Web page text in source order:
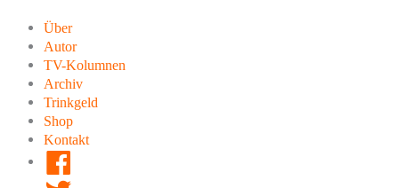
Inhalt
springen
Über
Autor
TV-Kolumnen
Archiv
Trinkgeld
Shop
Kontakt